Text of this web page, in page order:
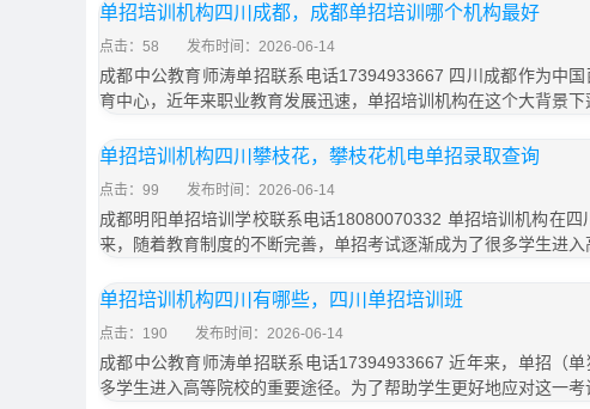
单招培训机构四川成都，成都单招培训哪个机构最好
点击：58 发布时间：2026-06-14
成都中公教育师涛单招联系电话17394933667 四川成都作为中
育中心，近年来职业教育发展迅速，单招培训机构在这个大背景下
单招培训机构四川攀枝花，攀枝花机电单招录取查询
点击：99 发布时间：2026-06-14
成都明阳单招培训学校联系电话18080070332 单招培训机构在
来，随着教育制度的不断完善，单招考试逐渐成为了很多学生进入
单招培训机构四川有哪些，四川单招培训班
点击：190 发布时间：2026-06-14
成都中公教育师涛单招联系电话17394933667 近年来，单招（
多学生进入高等院校的重要途径。为了帮助学生更好地应对这一考